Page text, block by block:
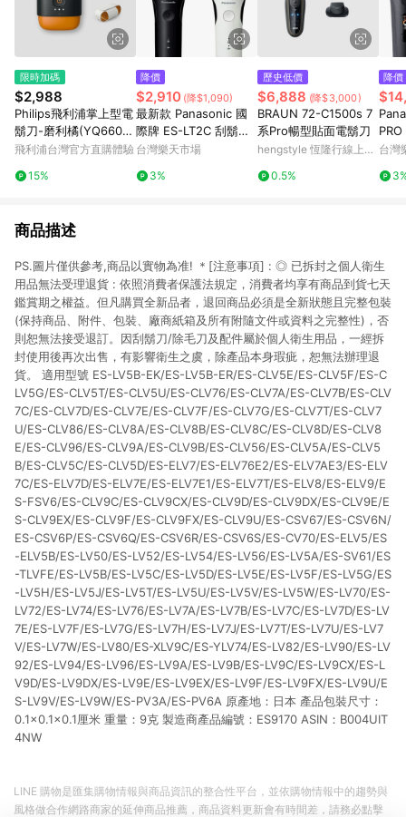
限時加碼
$2,988
Philips飛利浦掌上型電
鬍刀-磨利橘(YQ660/0
2)
飛利浦台灣官方直購體驗
15%
降價
$2,910 (降$1,090)
最新款 Panasonic 國
際牌 ES-LT2C 刮鬍刀
3刀頭 日本製 防水 國
買代購
台灣樂天市場
3%
歷史低價
$6,888 (降$3,000)
BRAUN 72-C1500s 7
系Pro暢型貼面電鬍刀
hengstyle 恆隆行線上購
0.5%
降價
士電
清洗
台灣
商品描述
PS.圖片僅供參考,商品以實物為准! ＊[注意事項] : ◎ 已拆封之個人衛生
用品無法受理退貨 : 依照消費者保護法規定，消費者均享有商品到貨七天
鑑賞期之權益。但凡購買全新品者，退回商品必須是全新狀態且完整包裝
(保持商品、附件、包裝、廠商紙箱及所有附隨文件或資料之完整性)，否
則恕無法接受退訂。因刮鬍刀/除毛刀及配件屬於個人衛生用品，一經拆
封使用後再次出售，有影響衛生之虞，除產品本身瑕疵，恕無法辦理退
貨。 適用型號 ES-LV5B-EK/ES-LV5B-ER/ES-CLV5E/ES-CLV5F/ES-C
LV5G/ES-CLV5T/ES-CLV5U/ES-CLV76/ES-CLV7A/ES-CLV7B/ES-CLV
7C/ES-CLV7D/ES-CLV7E/ES-CLV7F/ES-CLV7G/ES-CLV7T/ES-CLV7
U/ES-CLV86/ES-CLV8A/ES-CLV8B/ES-CLV8C/ES-CLV8D/ES-CLV8
E/ES-CLV96/ES-CLV9A/ES-CLV9B/ES-CLV56/ES-CLV5A/ES-CLV5
B/ES-CLV5C/ES-CLV5D/ES-ELV7/ES-ELV76E2/ES-ELV7AE3/ES-ELV
7C/ES-ELV7D/ES-ELV7E/ES-ELV7E1/ES-ELV7T/ES-ELV8/ES-ELV9/E
S-FSV6/ES-CLV9C/ES-CLV9CX/ES-CLV9D/ES-CLV9DX/ES-CLV9E/E
S-CLV9EX/ES-CLV9F/ES-CLV9FX/ES-CLV9U/ES-CSV67/ES-CSV6N/
ES-CSV6P/ES-CSV6Q/ES-CSV6R/ES-CSV6S/ES-CV70/ES-ELV5/ES
-ELV5B/ES-LV50/ES-LV52/ES-LV54/ES-LV56/ES-LV5A/ES-SV61/ES
-TLVFE/ES-LV5B/ES-LV5C/ES-LV5D/ES-LV5E/ES-LV5F/ES-LV5G/ES
-LV5H/ES-LV5J/ES-LV5T/ES-LV5U/ES-LV5V/ES-LV5W/ES-LV70/ES-
LV72/ES-LV74/ES-LV76/ES-LV7A/ES-LV7B/ES-LV7C/ES-LV7D/ES-LV
7E/ES-LV7F/ES-LV7G/ES-LV7H/ES-LV7J/ES-LV7T/ES-LV7U/ES-LV7
V/ES-LV7W/ES-LV80/ES-XLV9C/ES-YLV74/ES-LV82/ES-LV90/ES-LV
92/ES-LV94/ES-LV96/ES-LV9A/ES-LV9B/ES-LV9C/ES-LV9CX/ES-L
V9D/ES-LV9DX/ES-LV9E/ES-LV9EX/ES-LV9F/ES-LV9FX/ES-LV9U/E
S-LV9V/ES-LV9W/ES-PV3A/ES-PV6A 原產地：日本 產品包裝尺寸：
0.1×0.1×0.1厘米 重量：9克 製造商產品編號：ES9170 ASIN：B004UIT
4NW
LINE 購物是匯集購物情報與商品資訊的整合性平台，並依購物情報中的趨勢與
風格做合作網路商家的延伸商品推薦，商品資料更新會有時間差，請務必點擊